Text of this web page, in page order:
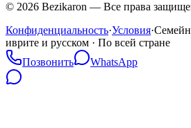
© 2026 Bezikaron — Все права
Конфиденциальность·Условия·
иврите и русском · По всей стране
Позвонить
WhatsApp